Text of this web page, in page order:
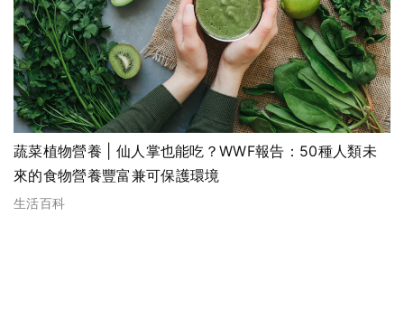
蔬菜植物營養 | 仙人掌也能吃？WWF報告：50種人類未
來的食物營養豐富兼可保護環境
生活百科